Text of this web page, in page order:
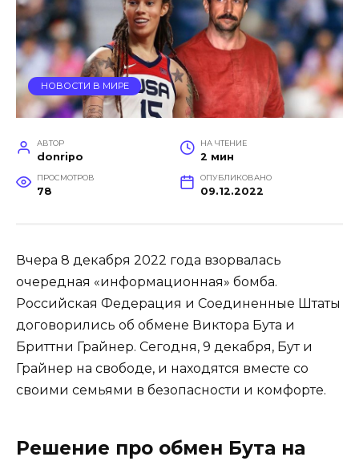
НОВОСТИ В МИРЕ
АВТОР
donripo
НА ЧТЕНИЕ
2 мин
ПРОСМОТРОВ
78
ОПУБЛИКОВАНО
09.12.2022
Вчера 8 декабря 2022 года взорвалась
очередная «информационная» бомба.
Российская Федерация и Соединенные Штаты
договорились об обмене Виктора Бута и
Бриттни Грайнер. Сегодня, 9 декабря, Бут и
Грайнер на свободе, и находятся вместе со
своими семьями в безопасности и комфорте.
Решение про обмен Бута на